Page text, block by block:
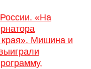
России. «На
края». Мишина и